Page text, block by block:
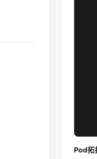
Pod拓